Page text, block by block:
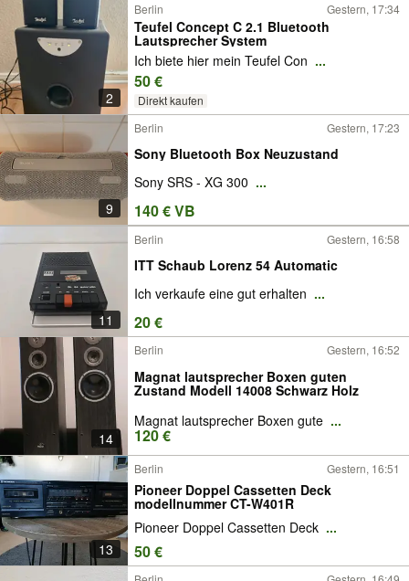
2
Berlin Gestern, 17:34
Teufel Concept C 2.1 Bluetooth
Lautsprecher System
Ich biete hier mein Teufel Con ...
50 €
Direkt kaufen
9
Berlin Gestern, 17:23
Sony Bluetooth Box Neuzustand
Sony SRS - XG 300 ...
140 € VB
11
Berlin Gestern, 16:58
ITT Schaub Lorenz 54 Automatic
Ich verkaufe eine gut erhalten ...
20 €
14
Berlin Gestern, 16:52
Magnat lautsprecher Boxen guten
Zustand Modell 14008 Schwarz Holz
Magnat lautsprecher Boxen gute ...
120 €
13
Berlin Gestern, 16:51
Pioneer Doppel Cassetten Deck
modellnummer CT-W401R
Pioneer Doppel Cassetten Deck ...
50 €